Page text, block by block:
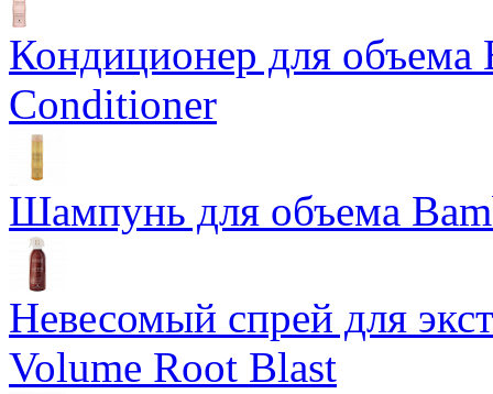
Кондиционер для объема
Conditioner
Шампунь для объема
Невесомый спрей для
Volume Root Blast